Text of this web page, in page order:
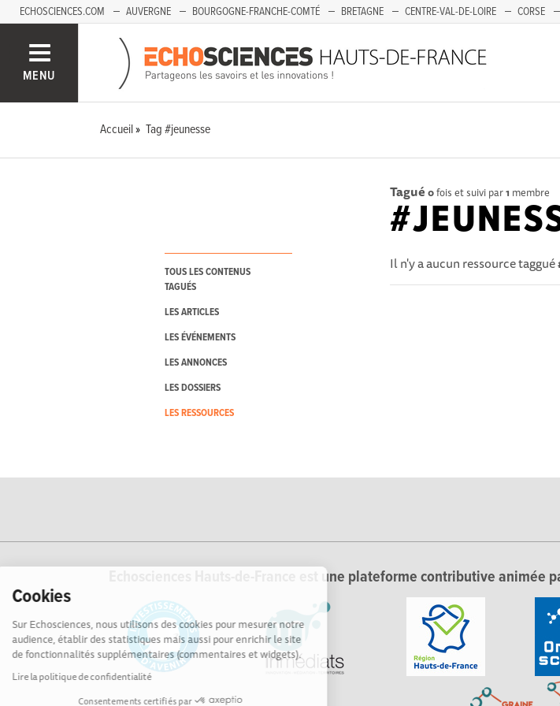
Cookies
Sur Echosciences, nous utilisons des cookies pour mesurer notre
audience, établir des statistiques mais aussi pour enrichir le site
de fonctionnalités supplémentaires (commentaires et widgets).
Lire la politique de confidentialité
Consentements certifiés par
ECHOSCIENCES.COM AUVERGNE BOURGOGNE-FRANCHE-COMTÉ BRETAGNE CENTRE-VAL-DE-LOIRE CORSE
SAVOIE MONT-BLANC
MENU
Accueil Tag #jeunesse
TOUS LES CONTENUS
TAGUÉS
LES ARTICLES
LES ÉVÉNEMENTS
LES ANNONCES
LES DOSSIERS
LES RESSOURCES
Tagué 0fois et suivi par1 membre
Il n'y a aucun ressource taggué
Echosciences Hauts-de-France est une plateforme contributive